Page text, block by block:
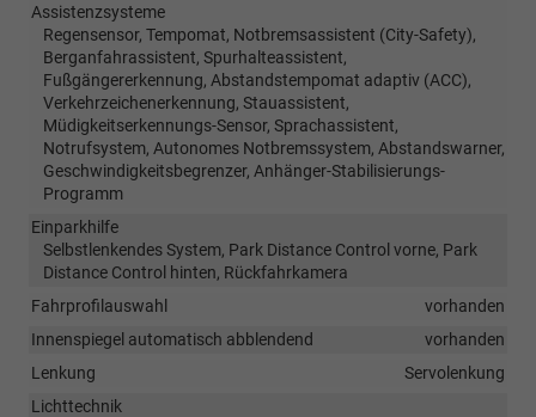
Assistenzsysteme
Regensensor, Tempomat, Notbremsassistent (City-Safety),
Berganfahrassistent, Spurhalteassistent,
Fußgängererkennung, Abstandstempomat adaptiv (ACC),
Verkehrzeichenerkennung, Stauassistent,
Müdigkeitserkennungs-Sensor, Sprachassistent,
Notrufsystem, Autonomes Notbremssystem, Abstandswarner,
Geschwindigkeitsbegrenzer, Anhänger-Stabilisierungs-
Programm
Einparkhilfe
Selbstlenkendes System, Park Distance Control vorne, Park
Distance Control hinten, Rückfahrkamera
Fahrprofilauswahl
vorhanden
Innenspiegel automatisch abblendend
vorhanden
Lenkung
Servolenkung
Lichttechnik